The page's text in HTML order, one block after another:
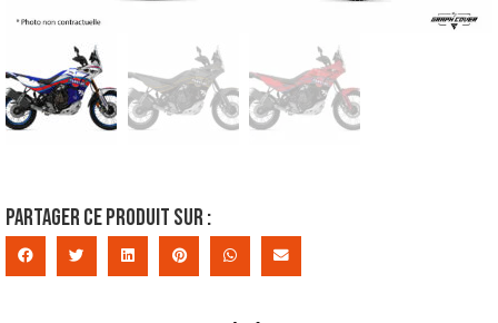
Partager ce produit sur :